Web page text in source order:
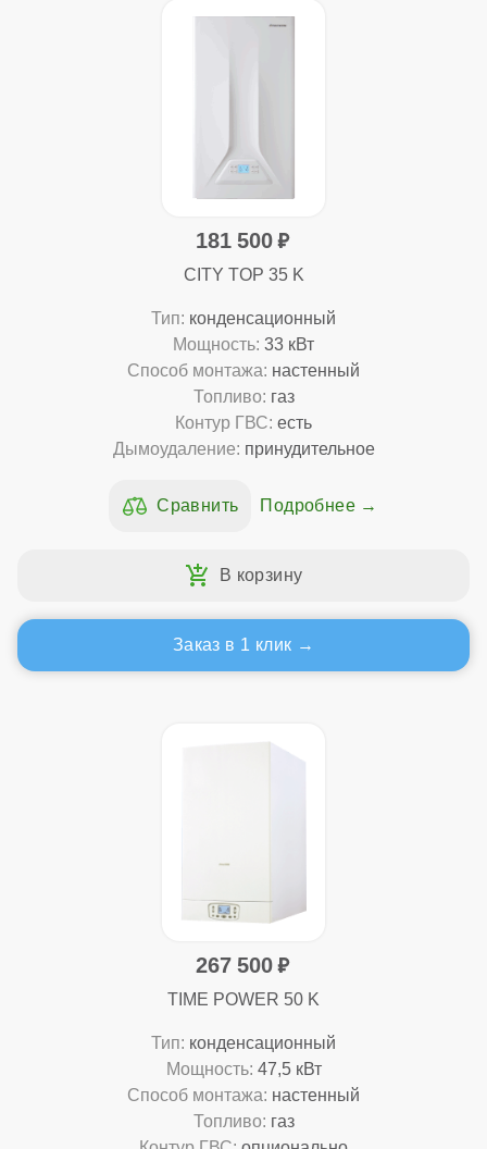
181 500
CITY TOP 35 K
Тип: конденсационный
Мощность: 33 кВт
Способ монтажа: настенный
Топливо: газ
Контур ГВС: есть
Дымоудаление: принудительное
Подробнее
Заказ в 1 клик
267 500
TIME POWER 50 K
Тип: конденсационный
Мощность: 47,5 кВт
Способ монтажа: настенный
Топливо: газ